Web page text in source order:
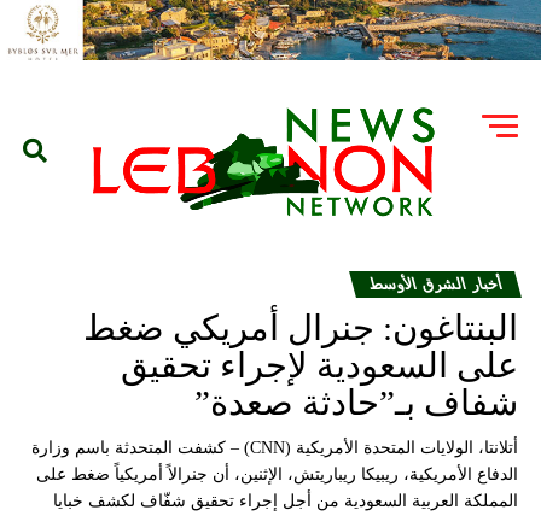
أخبار الشرق الأوسط
البنتاغون: جنرال أمريكي ضغط
على السعودية لإجراء تحقيق
شفاف بـ”حادثة صعدة”
أتلانتا، الولايات المتحدة الأمريكية (CNN) – كشفت المتحدثة باسم وزارة
الدفاع الأمريكية، ريبيكا ريباريتش، الإثنين، أن جنرالاً أمريكياً ضغط على
المملكة العربية السعودية من أجل إجراء تحقيق شفّاف لكشف خبايا